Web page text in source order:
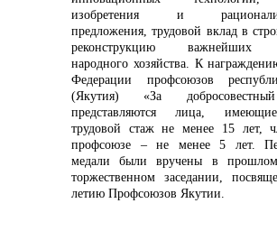
изобретения и
предложения, трудовой вклад в
реконструкцию важнейших
народного хозяйства. К
Федерации профсоюзов
(Якутия) «За
представляются лица,
трудовой стаж не менее 15 лет,
профсоюзе – не менее 5 лет.
медали были вручены в
торжественном заседании,
летию Профсоюзов Якутии.